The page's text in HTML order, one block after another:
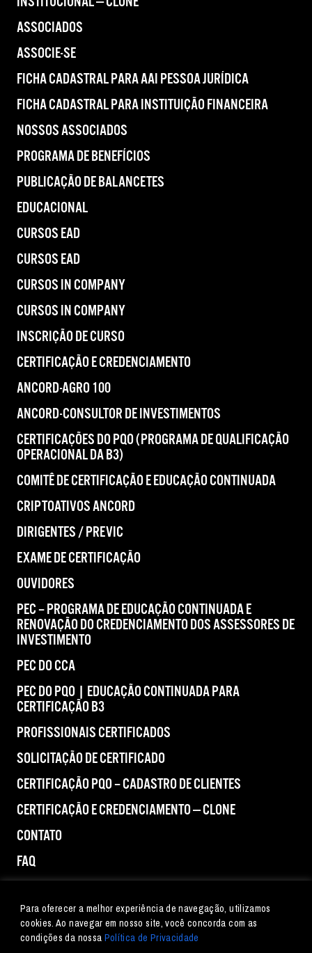
Para oferecer a melhor experiência de navegação, utilizamos
cookies. Ao navegar em nosso site, você concorda com as
condições da nossa Política de Privacidade
ASSOCIADOS
ASSOCIE-SE
FICHA CADASTRAL PARA AAI PESSOA JURÍDICA
FICHA CADASTRAL PARA INSTITUIÇÃO FINANCEIRA
NOSSOS ASSOCIADOS
PROGRAMA DE BENEFÍCIOS
PUBLICAÇÃO DE BALANCETES
EDUCACIONAL
CURSOS EAD
CURSOS EAD
CURSOS IN COMPANY
CURSOS IN COMPANY
INSCRIÇÃO DE CURSO
CERTIFICAÇÃO E CREDENCIAMENTO
ANCORD-AGRO 100
ANCORD-CONSULTOR DE INVESTIMENTOS
CERTIFICAÇÕES DO PQO (PROGRAMA DE QUALIFICAÇÃO
OPERACIONAL DA B3)
COMITÊ DE CERTIFICAÇÃO E EDUCAÇÃO CONTINUADA
CRIPTOATIVOS ANCORD
DIRIGENTES / PREVIC
EXAME DE CERTIFICAÇÃO
OUVIDORES
PEC – PROGRAMA DE EDUCAÇÃO CONTINUADA E
RENOVAÇÃO DO CREDENCIAMENTO DOS ASSESSORES DE
INVESTIMENTO
PEC DO CCA
PEC DO PQO | EDUCAÇÃO CONTINUADA PARA
CERTIFICAÇÃO B3
PROFISSIONAIS CERTIFICADOS
SOLICITAÇÃO DE CERTIFICADO
CERTIFICAÇÃO PQO – CADASTRO DE CLIENTES
CERTIFICAÇÃO E CREDENCIAMENTO — CLONE
CONTATO
FAQ